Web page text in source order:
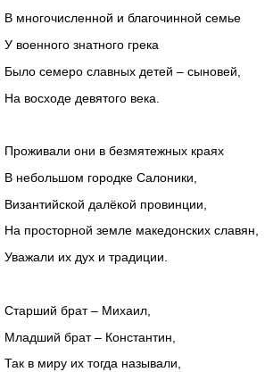
В многочисленной и благочинной семье
У военного знатного грека
Было семеро славных детей – сыновей,
На восходе девятого века.
Проживали они в безмятежных краях
В небольшом городке Салоники,
Византийской далёкой провинции,
На просторной земле македонских славян,
Уважали их дух и традиции.
Старший брат – Михаил,
Младший брат – Константин,
Так в миру их тогда называли,